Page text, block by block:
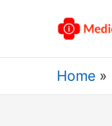
Home